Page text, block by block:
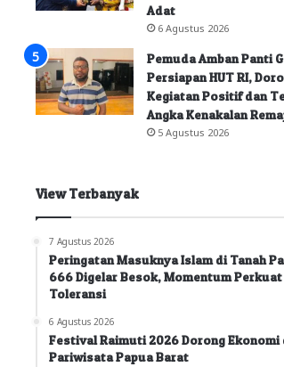
Adat
6 Agustus 2026
Pemuda Amban Panti
Persiapan HUT RI,
Kegiatan Positif dan
Angka Kenakalan
5 Agustus 2026
View Terbanyak
7 Agustus 2026
Peringatan Masuknya Islam di Tanah
666 Digelar Besok, Momentum Perkuat
Toleransi
6 Agustus 2026
Festival Raimuti 2026 Dorong Ekonomi
Pariwisata Papua Barat